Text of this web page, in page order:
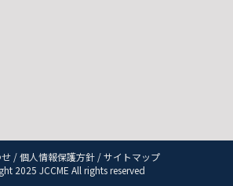
/個人情報保護方針 /サイトマップ
2025 JCCME All rights reserved